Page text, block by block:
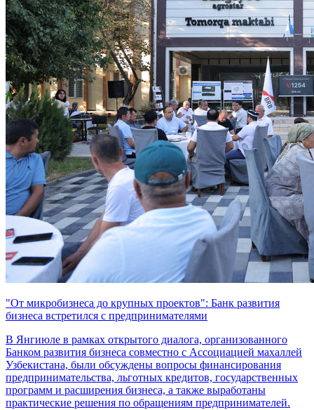
"От микробизнеса до крупных проектов": Банк развития
бизнеса встретился с предпринимателями
В Янгиюле в рамках открытого диалога, организованного
Банком развития бизнеса совместно с Ассоциацией махаллей
Узбекистана, были обсуждены вопросы финансирования
предпринимательства, льготных кредитов, государственных
программ и расширения бизнеса, а также выработаны
практические решения по обращениям предпринимателей.